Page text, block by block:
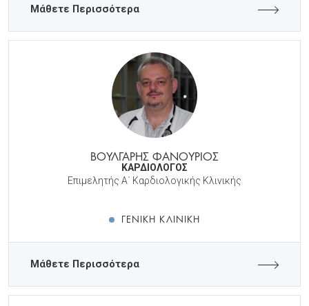
Μάθετε Περισσότερα
ΒΟΥΛΓΑΡΗΣ ΦΑΝΟΥΡΙΟΣ
ΚΑΡΔΙΟΛΟΓΟΣ
Επιμελητής Α΄ Καρδιολογικής Κλινικής
ΓΕΝΙΚΉ ΚΛΙΝΙΚΉ
Μάθετε Περισσότερα